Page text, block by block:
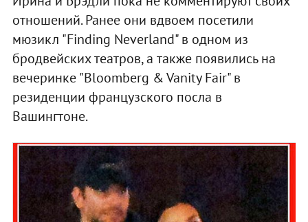
отношений. Ранее они вдвоем посетили
мюзикл "Finding Neverland" в одном из
бродвейских театров, а также появились на
вечеринке "Bloomberg & Vanity Fair" в
резиденции французского посла в
Вашингтоне.